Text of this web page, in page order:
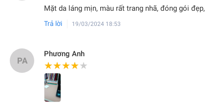
Mặt da láng mịn, màu rất trang nhã, đóng gói đẹp,
Trả lời 19/03/2024 18:53
PA
Phương Anh
★★★★★
★★★★★